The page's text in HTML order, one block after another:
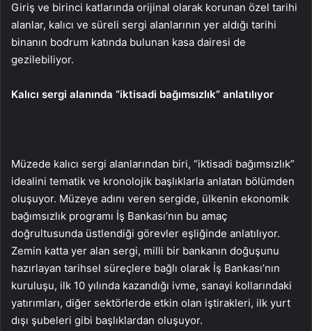
Giriş ve birinci katlarında orijinal olarak korunan özel tarihi
alanlar, kalıcı ve süreli sergi alanlarının yer aldığı tarihi
binanın bodrum katında bulunan kasa dairesi de
gezilebiliyor.
Kalıcı sergi alanında “iktisadi bağımsızlık” anlatılıyor
Müzede kalıcı sergi alanlarından biri, “iktisadi bağımsızlık”
idealini tematik ve kronolojik başlıklarla anlatan bölümden
oluşuyor. Müzeye adını veren sergide, ülkenin ekonomik
bağımsızlık programı İş Bankası’nın bu amaç
doğrultusunda üstlendiği görevler eşliğinde anlatılıyor.
Zemin katta yer alan sergi, milli bir bankanın doğuşunu
hazırlayan tarihsel süreçlere bağlı olarak İş Bankası’nın
kuruluşu, ilk 10 yılında kazandığı ivme, sanayi kollarındaki
yatırımları, diğer sektörlerde etkin olan iştirakleri, ilk yurt
dışı şubeleri gibi başlıklardan oluşuyor.